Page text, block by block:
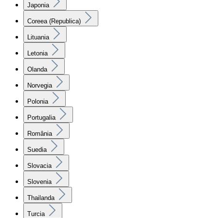
Japonia
Coreea (Republica)
Lituania
Letonia
Olanda
Norvegia
Polonia
Portugalia
România
Suedia
Slovacia
Slovenia
Thailanda
Turcia